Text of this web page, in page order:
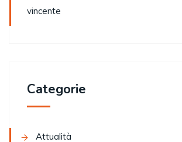
vincente
Categorie
Attualità